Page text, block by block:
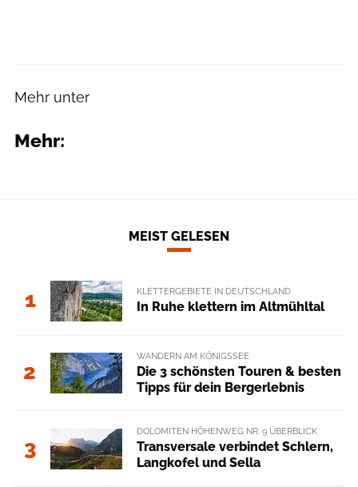
Mehr unter
Mehr:
MEIST GELESEN
1 KLETTERGEBIETE IN DEUTSCHLAND
In Ruhe klettern im Altmühltal
2
WANDERN AM KÖNIGSSEE
Die 3 schönsten Touren & besten
Tipps für dein Bergerlebnis
3
DOLOMITEN HÖHENWEG NR. 9 ÜBERBLICK
Transversale verbindet Schlern,
Langkofel und Sella